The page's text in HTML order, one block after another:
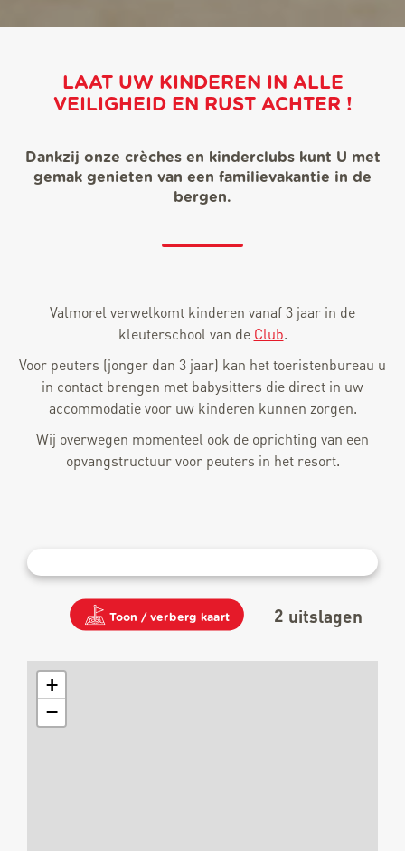
LAAT UW KINDEREN IN ALLE
VEILIGHEID EN RUST ACHTER !
Dankzij onze crèches en kinderclubs kunt U met
gemak genieten van een familievakantie in de
bergen.
Valmorel verwelkomt kinderen vanaf 3 jaar in de
kleuterschool van de Club.
Voor peuters (jonger dan 3 jaar) kan het toeristenbureau u
in contact brengen met babysitters die direct in uw
accommodatie voor uw kinderen kunnen zorgen.
Wij overwegen momenteel ook de oprichting van een
opvangstructuur voor peuters in het resort.
Toon / verberg kaart 2 uitslagen
+
−